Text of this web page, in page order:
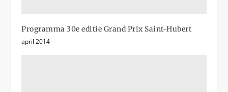
Programma 30e editie Grand Prix Saint-Hubert
april 2014